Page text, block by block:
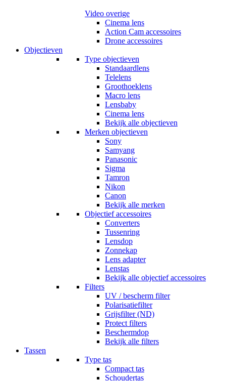
Video overige
Cinema lens
Action Cam accessoires
Drone accessoires
Objectieven
Type objectieven
Standaardlens
Telelens
Groothoeklens
Macro lens
Lensbaby
Cinema lens
Bekijk alle objectieven
Merken objectieven
Sony
Samyang
Panasonic
Sigma
Tamron
Nikon
Canon
Bekijk alle merken
Objectief accessoires
Converters
Tussenring
Lensdop
Zonnekap
Lens adapter
Lenstas
Bekijk alle objectief accessoires
Filters
UV / bescherm filter
Polarisatiefilter
Grijsfilter (ND)
Protect filters
Beschermdop
Bekijk alle filters
Tassen
Type tas
Compact tas
Schoudertas